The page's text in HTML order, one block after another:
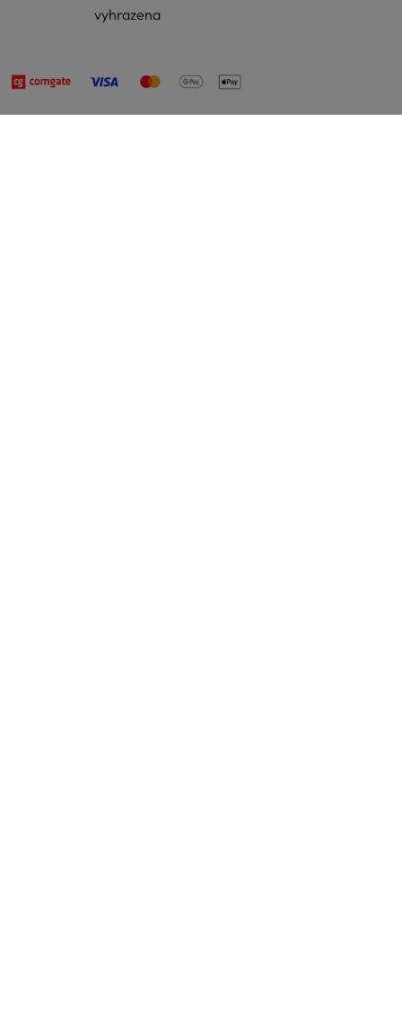
vyhrazena